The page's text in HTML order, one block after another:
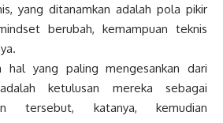
yang ditanamkan adalah pola pikir
berubah, kemampuan teknis
hal yang paling mengesankan dari
ketulusan mereka sebagai
tersebut, katanya, kemudian